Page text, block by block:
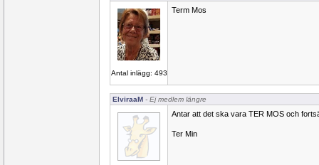
Antal inlägg: 493
Term Mos
ElviraaM - Ej medlem längre
Antar att det ska vara TER MOS och
Ter Min